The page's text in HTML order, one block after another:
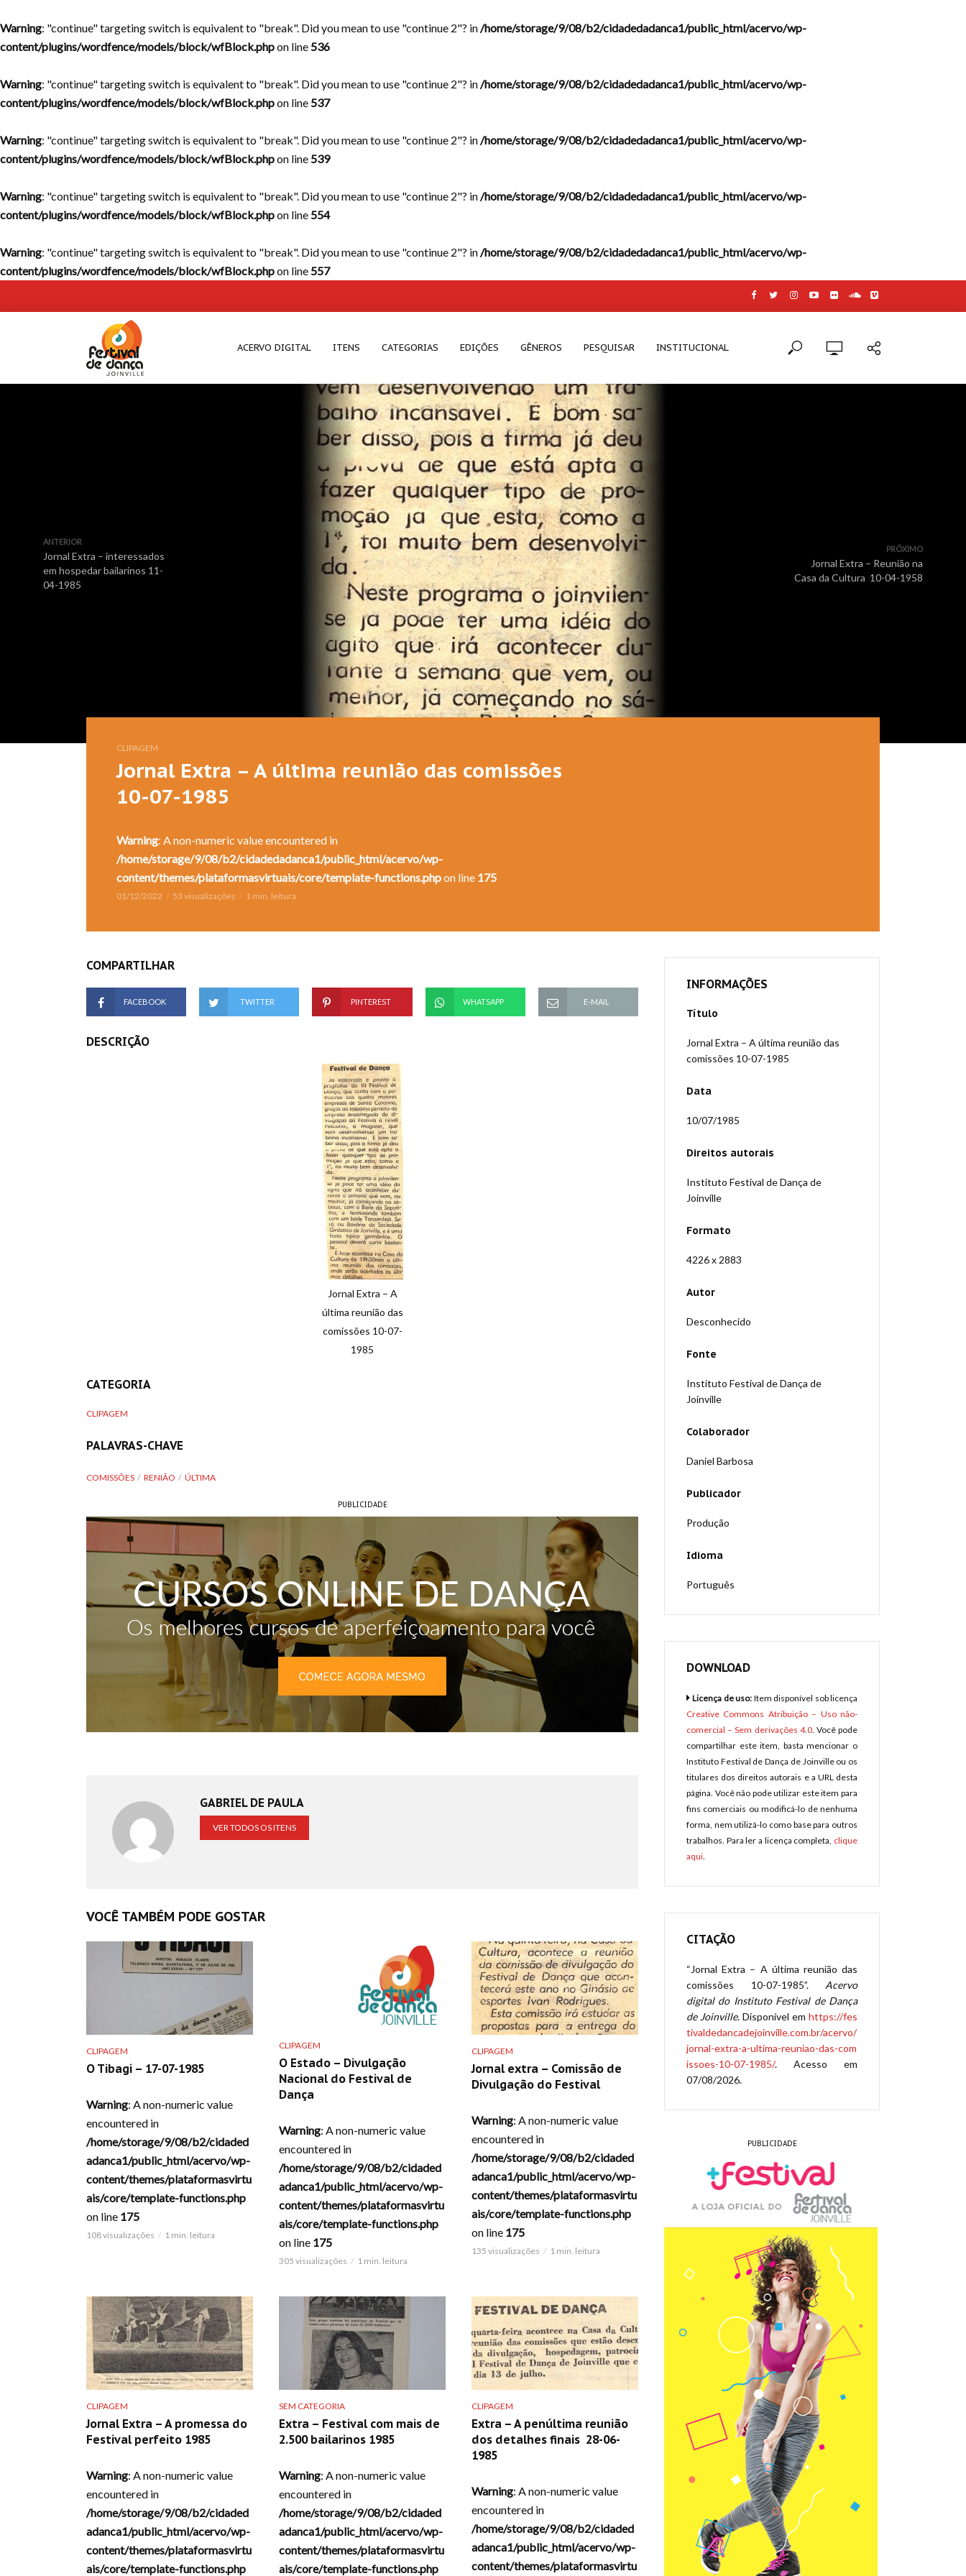
Warning: "continue" targeting switch is equivalent to "break". Did you mean to use "continue 2"? in/home/storage/9/08/b2/cidadedadanca1/public_html/acervo/wp-
content/plugins/wordfence/models/block/wfBlock.phpon line536
Warning: "continue" targeting switch is equivalent to "break". Did you mean to use "continue 2"? in/home/storage/9/08/b2/cidadedadanca1/public_html/acervo/wp-
content/plugins/wordfence/models/block/wfBlock.phpon line537
Warning: "continue" targeting switch is equivalent to "break". Did you mean to use "continue 2"? in/home/storage/9/08/b2/cidadedadanca1/public_html/acervo/wp-
content/plugins/wordfence/models/block/wfBlock.phpon line539
Warning: "continue" targeting switch is equivalent to "break". Did you mean to use "continue 2"? in/home/storage/9/08/b2/cidadedadanca1/public_html/acervo/wp-
content/plugins/wordfence/models/block/wfBlock.phpon line554
Warning: "continue" targeting switch is equivalent to "break". Did you mean to use "continue 2"? in/home/storage/9/08/b2/cidadedadanca1/public_html/acervo/wp-
content/plugins/wordfence/models/block/wfBlock.phpon line557
ACERVO DIGITAL ITENS CATEGORIAS EDIÇÕES GÊNEROS PESQUISAR INSTITUCIONAL
ANTERIOR
Jornal Extra – interessados
em hospedar bailarinos 11-
04-1985
PRÓXIMO
Jornal Extra – Reunião na
Casa da Cultura 10-04-1958
CLIPAGEM
Jornal Extra – A última reunião das comissões
10-07-1985
Warning: A non-numeric value encountered in
/home/storage/9/08/b2/cidadedadanca1/public_html/acervo/wp-
content/themes/plataformasvirtuais/core/template-functions.phpon line 175
01/12/2022 53 visualizações 1 min. leitura
COMPARTILHAR
FACEBOOK TWITTER PINTEREST WHATSAPP E-MAIL
DESCRIÇÃO
Jornal Extra – A
última reunião das
comissões 10-07-
1985
CATEGORIA
CLIPAGEM
PALAVRAS-CHAVE
COMISSÕES RENIÃO ÚLTIMA
PUBLICIDADE
GABRIEL DE PAULA
VER TODOS OS ITENS
VOCÊ TAMBÉM PODE GOSTAR
CLIPAGEM
O Tibagi – 17-07-1985
Warning: A non-numeric value
encountered in
/home/storage/9/08/b2/cidaded
adanca1/public_html/acervo/wp-
content/themes/plataformasvirtu
ais/core/template-functions.php
on line 175
108 visualizações 1 min. leitura
CLIPAGEM
O Estado – Divulgação
Nacional do Festival de
Dança
Warning: A non-numeric value
encountered in
/home/storage/9/08/b2/cidaded
adanca1/public_html/acervo/wp-
content/themes/plataformasvirtu
ais/core/template-functions.php
on line 175
305 visualizações 1 min. leitura
CLIPAGEM
Jornal extra – Comissão de
Divulgação do Festival
Warning: A non-numeric value
encountered in
/home/storage/9/08/b2/cidaded
adanca1/public_html/acervo/wp-
content/themes/plataformasvirtu
ais/core/template-functions.php
on line 175
135 visualizações 1 min. leitura
CLIPAGEM
Jornal Extra – A promessa do
Festival perfeito 1985
Warning: A non-numeric value
encountered in
/home/storage/9/08/b2/cidaded
adanca1/public_html/acervo/wp-
content/themes/plataformasvirtu
ais/core/template-functions.php
SEM CATEGORIA
Extra – Festival com mais de
2.500 bailarinos 1985
Warning: A non-numeric value
encountered in
/home/storage/9/08/b2/cidaded
adanca1/public_html/acervo/wp-
content/themes/plataformasvirtu
ais/core/template-functions.php
CLIPAGEM
Extra – A penúltima reunião
dos detalhes finais 28-06-
1985
Warning: A non-numeric value
encountered in
/home/storage/9/08/b2/cidaded
adanca1/public_html/acervo/wp-
content/themes/plataformasvirtu
INFORMAÇÕES
Título
Jornal Extra – A última reunião das
comissões 10-07-1985
Data
10/07/1985
Direitos autorais
Instituto Festival de Dança de
Joinville
Formato
4226 x 2883
Autor
Desconhecido
Fonte
Instituto Festival de Dança de
Joinville
Colaborador
Daniel Barbosa
Publicador
Produção
Idioma
Português
DOWNLOAD
Licença de uso: Item disponível sob licença
Creative Commons Atribuição – Uso não-
comercial – Sem derivações 4.0. Você pode
compartilhar este item, basta mencionar o
Instituto Festival de Dança de Joinville ou os
titulares dos direitos autorais e a URL desta
página. Você não pode utilizar este item para
fins comerciais ou modificá-lo de nenhuma
forma, nem utilizá-lo como base para outros
trabalhos. Para ler a licença completa, clique
aqui.
CITAÇÃO
“Jornal Extra – A última reunião das
comissões 10-07-1985”. Acervo
digital do Instituto Festival de Dança
de Joinville. Disponível em https://fes
tivaldedancadejoinville.com.br/acervo/
jornal-extra-a-ultima-reuniao-das-com
issoes-10-07-1985/. Acesso em
07/08/2026.
PUBLICIDADE